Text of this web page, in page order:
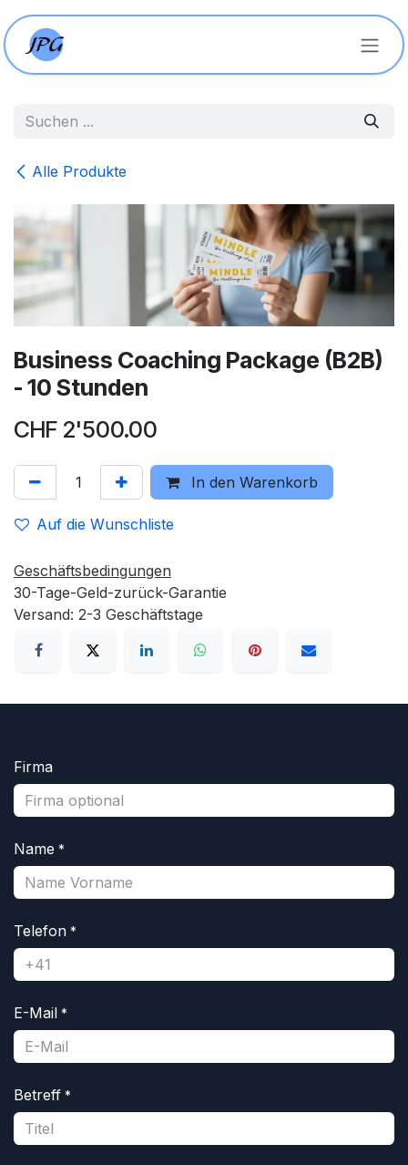
Zum Inhalt springen
Alle Produkte
Business Coaching Package (B2B)
- 10 Stunden
CHF 2'500.00
In den Warenkorb
Auf die Wunschliste
Geschäftsbedingungen
30-Tage-Geld-zurück-Garantie
Versand: 2-3 Geschäftstage
Firma
Name *
Telefon *
E-Mail *
Betreff *